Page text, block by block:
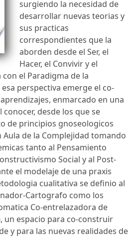
surgiendo la necesidad de
desarrollar nuevas teorias y
sus practicas
correspondientes que la
aborden desde el Ser, el
Hacer, el Convivir y el
el Paradigma de la
perspectiva emerge el co-
enmarcado en una
desde los que se
de principios gnoseologicos
Aula de la Complejidad tomando
tanto al Pensamiento
Social y al Post-
el modelaje de una praxis
cualitativa se definio al
Cartografo como los
Co-entrelazadora de
un espacio para co-construir
y para las nuevas realidades de